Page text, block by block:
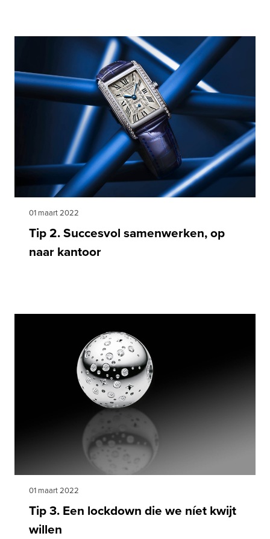
01 maart 2022
Tip 2. Succesvol samenwerken, op
naar kantoor
01 maart 2022
Tip 3. Een lockdown die we níet kwijt
willen